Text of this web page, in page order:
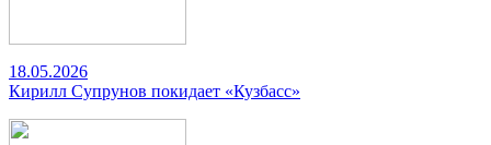
18.05.2026
Кирилл Супрунов покидает «Кузбасс»